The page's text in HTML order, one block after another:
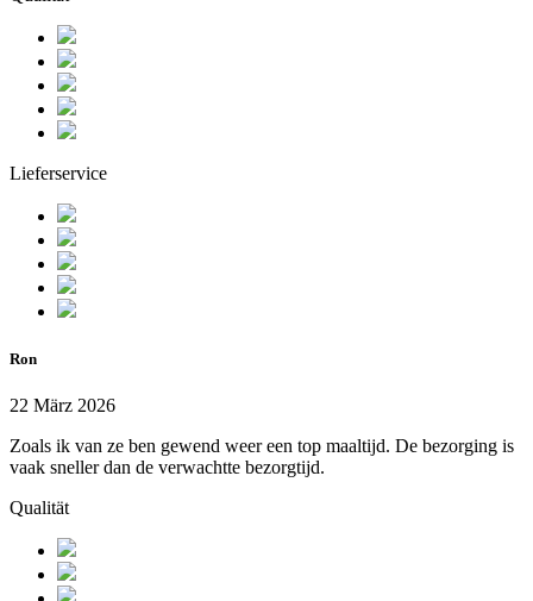
Lieferservice
Ron
22 März 2026
Zoals ik van ze ben gewend weer een top maaltijd. De bezorging is
vaak sneller dan de verwachtte bezorgtijd.
Qualität